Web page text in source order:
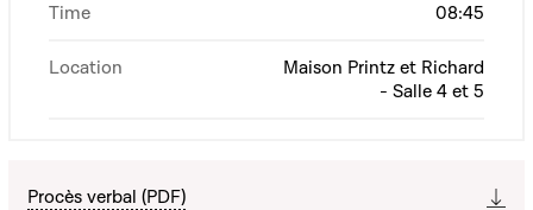
Time 08:45
Location
Maison Printz et Richard
- Salle 4 et 5
Procès verbal (PDF)